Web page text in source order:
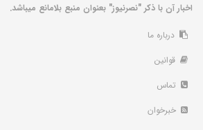
اخبار آن با ذکر "نصرنیوز" بعنوان منبع بلامانع میباشد.
درباره ما
قوانین
تماس
خبرخوان